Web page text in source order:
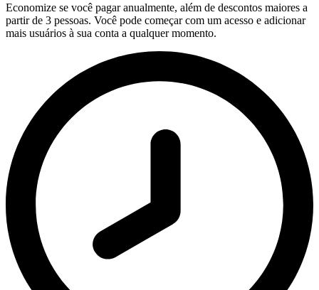
Economize se você pagar anualmente, além de descontos maiores a
partir de 3 pessoas. Você pode começar com um acesso e adicionar
mais usuários à sua conta a qualquer momento.